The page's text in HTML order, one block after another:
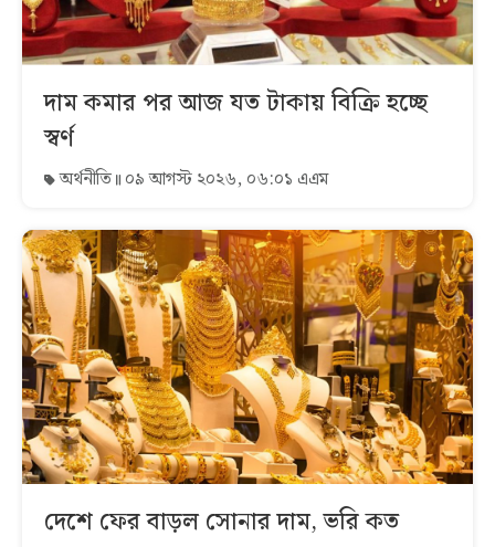
দাম কমার পর আজ যত টাকায় বিক্রি হচ্ছে
স্বর্ণ
অর্থনীতি ০৯ আগস্ট ২০২৬, ০৬:০১ এএম
দেশে ফের বাড়ল সোনার দাম, ভরি কত